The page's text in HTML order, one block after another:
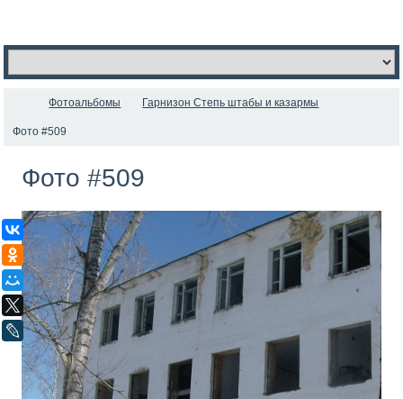
ВКонтакте
Одноклассники
Мой Мир
X
LiveJournal
Фотоальбомы Гарнизон Степь штабы и казармы
Фото #509
Фото #509